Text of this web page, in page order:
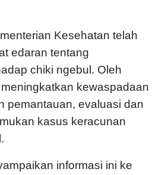
Kesehatan telah
edaran tentang
chiki ngebul. Oleh
kewaspadaan
pemantauan, evaluasi dan
kasus keracunan
informasi ini ke